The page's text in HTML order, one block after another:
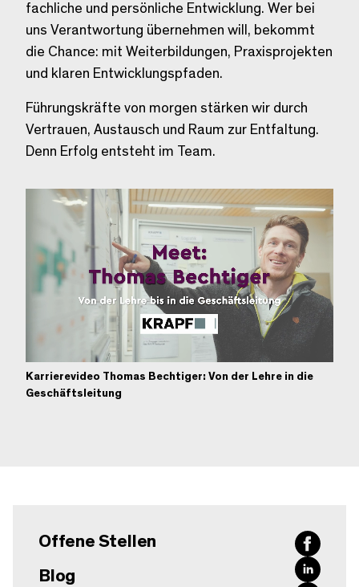
fachliche und persönliche Entwicklung. Wer bei
uns Verantwortung übernehmen will, bekommt
die Chance: mit Weiterbildungen, Praxisprojekten
und klaren Entwicklungspfaden.
Führungskräfte von morgen stärken wir durch
Vertrauen, Austausch und Raum zur Entfaltung.
Denn Erfolg entsteht im Team.
Unmute
Karrierevideo Thomas Bechtiger: Von der Lehre in die
Geschäftsleitung
Offene Stellen
Blog